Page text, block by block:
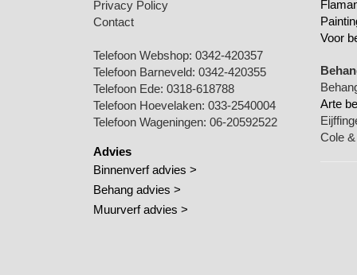
Privacy Policy
Contact
Telefoon Webshop: 0342-420357
Telefoon Barneveld: 0342-420355
Telefoon Ede: 0318-618788
Telefoon Hoevelaken: 033-2540004
Telefoon Wageningen: 06-20592522
Advies
Binnenverf advies >
Behang advies >
Muurverf advies >
Voor
Arte
Cole